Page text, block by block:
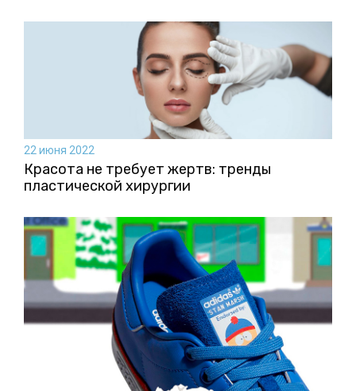
22 июня 2022
Красота не требует жертв: тренды
пластической хирургии